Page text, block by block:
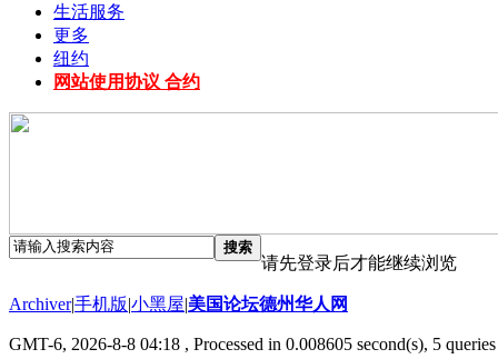
生活服务
更多
纽约
网站使用协议 合约
搜索
请先登录后才能继续浏览
Archiver|手机版|小黑屋|美国论坛德州华人网
GMT-6, 2026-8-8 04:18 , Processed in 0.008605 second(s), 5